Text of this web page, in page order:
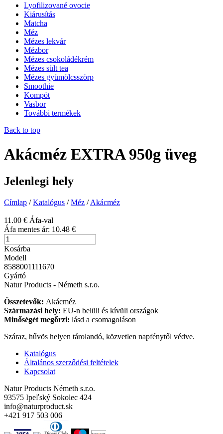
Lyofilizované ovocie
Kiárusítás
Matcha
Méz
Mézes lekvár
Mézbor
Mézes csokoládékrém
Mézes sült tea
Mézes gyümölcsszörp
Smoothie
Kompót
Vasbor
További termékek
Back to top
Akácméz EXTRA 950g üveg
Jelenlegi hely
Címlap /Katalógus /Méz /Akácméz
11.00 € Áfa-val
Áfa mentes ár: 10.48 €
Kosárba
Modell
8588001111670
Gyártó
Natur Products - Németh s.r.o.
Összetevők: Akácméz
Származási hely: EU-n belüli és kívüli országok
Minőségét megőrzi: lásd a csomagoláson
Száraz, hűvös helyen tárolandó, közvetlen napfénytől védve.
Katalógus
Általános szerződési feltételek
Kapcsolat
Natur Products Németh s.r.o.
93575 Ipeľský Sokolec 424
info@naturproduct.sk
+421 917 503 006